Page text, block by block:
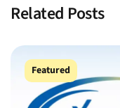
Related Posts
Featured